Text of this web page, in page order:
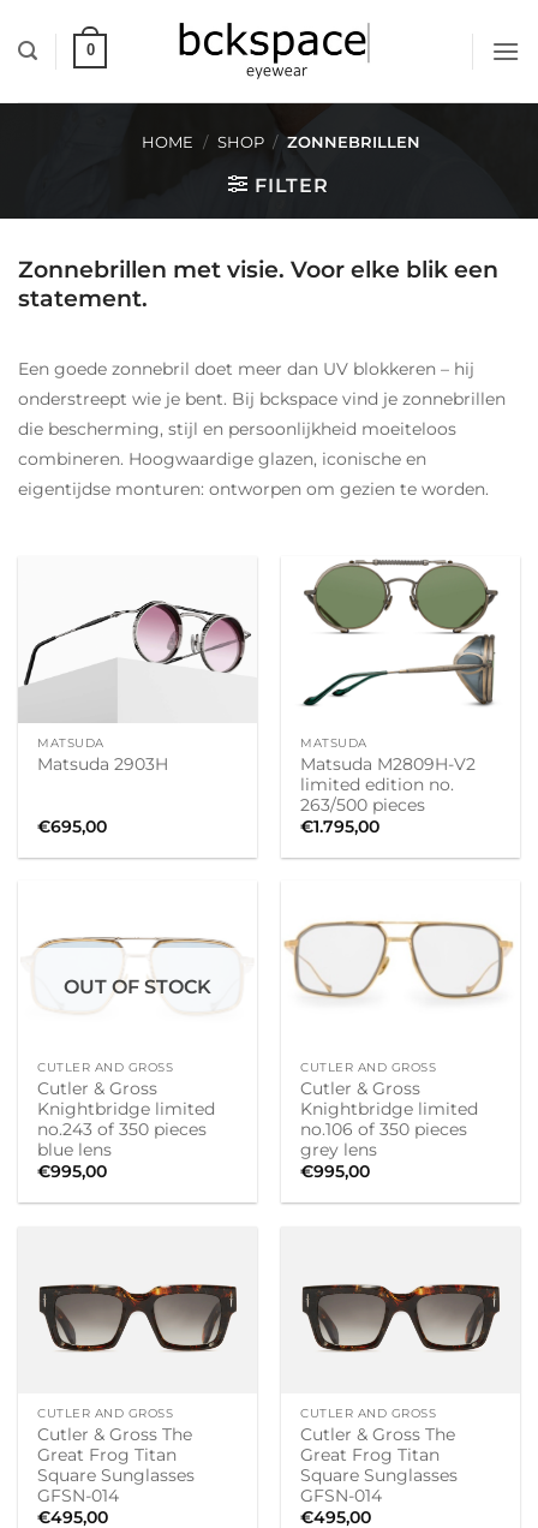
to
content
0
HOME / SHOP / ZONNEBRILLEN
FILTER
Zonnebrillen met visie. Voor elke blik een
statement.
Een goede zonnebril doet meer dan UV blokkeren – hij
onderstreept wie je bent. Bij bckspace vind je zonnebrillen
die bescherming, stijl en persoonlijkheid moeiteloos
combineren. Hoogwaardige glazen, iconische en
eigentijdse monturen: ontworpen om gezien te worden.
MATSUDA
Matsuda 2903H
€695,00
MATSUDA
Matsuda M2809H-V2
limited edition no.
263/500 pieces
€1.795,00
OUT OF STOCK
CUTLER AND GROSS
Cutler & Gross
Knightbridge limited
no.243 of 350 pieces
blue lens
€995,00
CUTLER AND GROSS
Cutler & Gross
Knightbridge limited
no.106 of 350 pieces
grey lens
€995,00
CUTLER AND GROSS
Cutler & Gross The
Great Frog Titan
Square Sunglasses
GFSN-014
€495,00
CUTLER AND GROSS
Cutler & Gross The
Great Frog Titan
Square Sunglasses
GFSN-014
€495,00